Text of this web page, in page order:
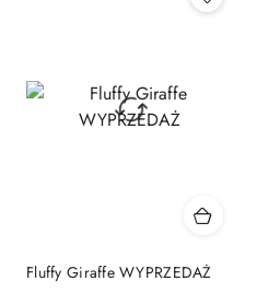
Fluffy Giraffe WYPRZEDAŻ